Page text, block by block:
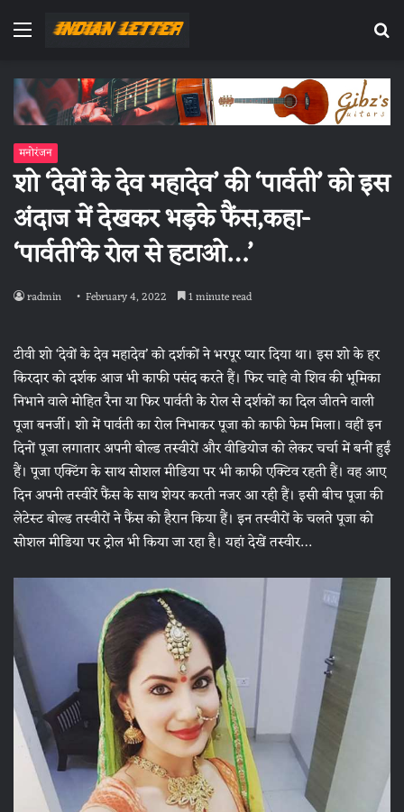
Menu
मनोरंजन
शो ‘देवों के देव महादेव’ की ‘पार्वती’ को इस
अंदाज में देखकर भड़के फैंस,कहा-
‘पार्वती’के रोल से हटाओ…’
radmin February 4, 2022 1 minute read
टीवी शो ‘देवों के देव महादेव’ को दर्शकों ने भरपूर प्यार दिया था। इस शो के हर
किरदार को दर्शक आज भी काफी पसंद करते हैं। फिर चाहे वो शिव की भूमिका
निभाने वाले मोहित रैना या फिर पार्वती के रोल से दर्शकों का दिल जीतने वाली
पूजा बनर्जी। शो में पार्वती का रोल निभाकर पूजा को काफी फेम मिला। वहीं इन
दिनों पूजा लगातार अपनी बोल्ड तस्वीरों और वीडियोज को लेकर चर्चा में बनीं हुईं
हैं। पूजा एक्टिंग के साथ सोशल मीडिया पर भी काफी एक्टिव रहती हैं। वह आए
दिन अपनी तस्वीरें फैंस के साथ शेयर करती नजर आ रही हैं। इसी बीच पूजा की
लेटेस्ट बोल्ड तस्वीरों ने फैंस को हैरान किया हैं। इन तस्वीरों के चलते पूजा को
सोशल मीडिया पर ट्रोल भी किया जा रहा है। यहां देखें तस्वीर…